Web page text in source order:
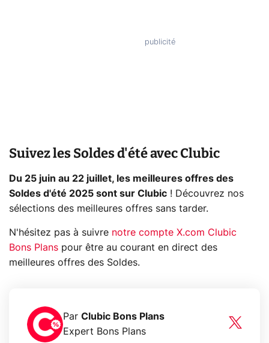
Suivez les Soldes d'été avec Clubic
Du 25 juin au 22 juillet, les meilleures offres des
Soldes d'été 2025 sont sur Clubic ! Découvrez nos
sélections des meilleures offres sans tarder.
N'hésitez pas à suivre notre compte X.com Clubic
Bons Plans pour être au courant en direct des
meilleures offres des Soldes.
Par Clubic Bons Plans
Expert Bons Plans